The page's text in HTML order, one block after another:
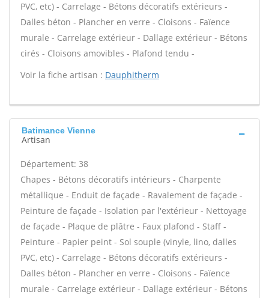
PVC, etc) - Carrelage - Bétons décoratifs extérieurs -
Dalles béton - Plancher en verre - Cloisons - Faïence
murale - Carrelage extérieur - Dallage extérieur - Bétons
cirés - Cloisons amovibles - Plafond tendu -
Voir la fiche artisan : Dauphitherm
Batimance Vienne
Artisan
Département: 38
Chapes - Bétons décoratifs intérieurs - Charpente
métallique - Enduit de façade - Ravalement de façade -
Peinture de façade - Isolation par l'extérieur - Nettoyage
de façade - Plaque de plâtre - Faux plafond - Staff -
Peinture - Papier peint - Sol souple (vinyle, lino, dalles
PVC, etc) - Carrelage - Bétons décoratifs extérieurs -
Dalles béton - Plancher en verre - Cloisons - Faïence
murale - Carrelage extérieur - Dallage extérieur - Bétons